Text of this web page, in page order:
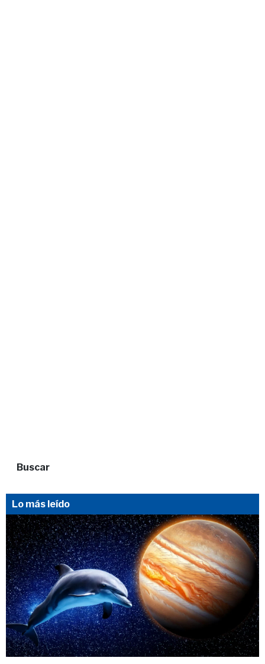
Buscar
Lo más leído